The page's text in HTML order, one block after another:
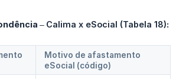
– Calima x eSocial (Tabela 18):
Motivo de afastamento
eSocial (código)